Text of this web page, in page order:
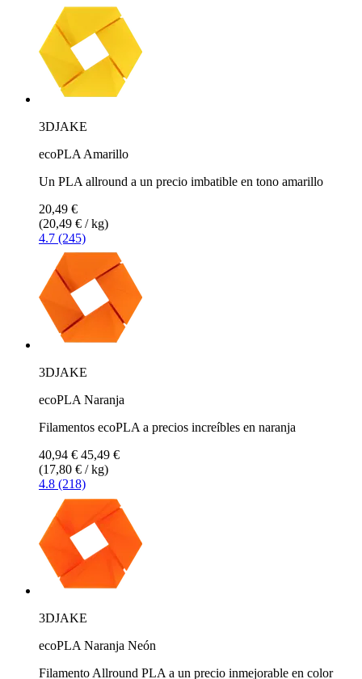
3DJAKE
ecoPLA Amarillo
Un PLA allround a un precio imbatible en tono amarillo
20,49 €
(20,49 € / kg)
4.7 (245)
3DJAKE
ecoPLA Naranja
Filamentos ecoPLA a precios increíbles en naranja
40,94 € 45,49 €
(17,80 € / kg)
4.8 (218)
3DJAKE
ecoPLA Naranja Neón
Filamento Allround PLA a un precio inmejorable en color